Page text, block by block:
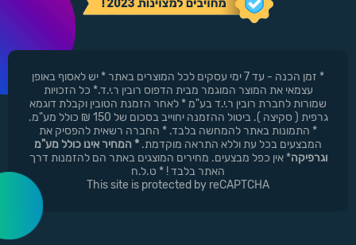
* זמן הכנה - עד 7 ימי עסקים לכל המוצרים באתר * יש לאסוף באופן
עצמאי את המוצר המוגמר מבית הדפוס רובין ר.י.ד.* כל הזכויות
שמורות לחברת רובין ר.י.ד בע"מ * לאחר הזמנת הטובין וקבלת דוגמא
גרפית ( סקיצה ). ביטול ההזמנה יחוייב בסכום של 150 ₪ כולל מע"מ.
* התמונות באתר להמחשה בלבד. * החברה רשאית להפסיק את
המבצעים בכל עת וללא התראה מוקדמת. * המחיר אינו כולל מע"מ
וגרפיקה* אין כפל מבצעים. מחירים המוצגים באתר הם להזמנות דרך
האתר בלבד ! * ט.ל.ח
This site is protected by reCAPTCHA